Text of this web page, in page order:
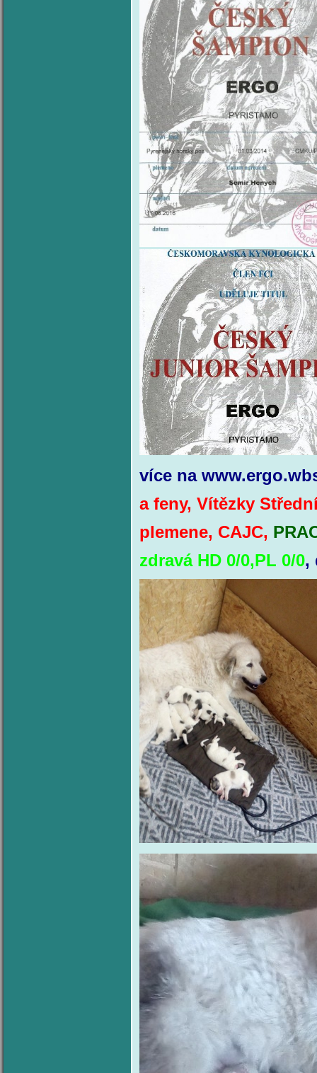
více na
a feny, Vítězky
plemene, CAJC,
zdravá HD 0/0,PL 0/0,